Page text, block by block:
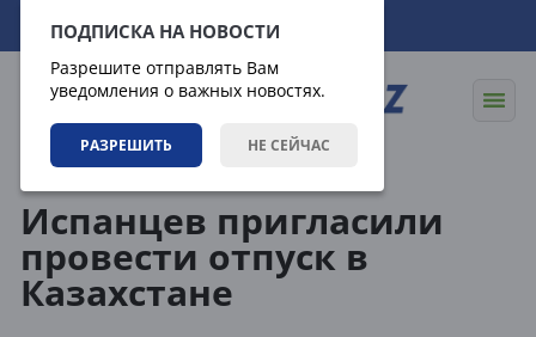
ПОДПИСКА НА НОВОСТИ
Разрешите отправлять Вам
уведомления о важных новостях.
РАЗРЕШИТЬ НЕ СЕЙЧАС
09.08.2026 17:58:11
Испанцев пригласили
провести отпуск в
Казахстане